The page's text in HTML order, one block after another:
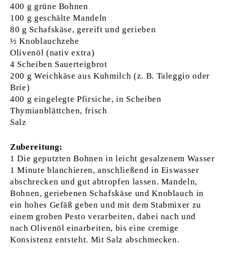
400 g grüne Bohnen
100 g geschälte Mandeln
80 g Schafskäse, gereift und gerieben
½ Knoblauchzehe
Olivenöl (nativ extra)
4 Scheiben Sauerteigbrot
200 g Weichkäse aus Kuhmilch (z. B. Taleggio oder
Brie)
400 g eingelegte Pfirsiche, in Scheiben
Thymianblättchen, frisch
Salz
Zubereitung:
1 Die geputzten Bohnen in leicht gesalzenem Wasser
1 Minute blanchieren, anschließend in Eiswasser
abschrecken und gut abtropfen lassen. Mandeln,
Bohnen, geriebenen Schafskäse und Knoblauch in
ein hohes Gefäß geben und mit dem Stabmixer zu
einem groben Pesto verarbeiten, dabei nach und
nach Olivenöl einarbeiten, bis eine cremige
Konsistenz entsteht. Mit Salz abschmecken.